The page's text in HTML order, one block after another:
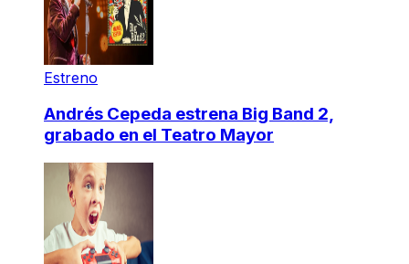
Estreno
Andrés Cepeda estrena Big Band 2,
grabado en el Teatro Mayor